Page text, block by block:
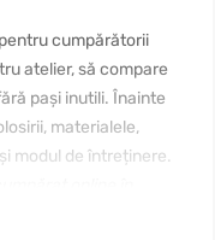
cumpărătorii
atelier, să compare
pași inutili. Înainte
materialele,
modul de întreținere.